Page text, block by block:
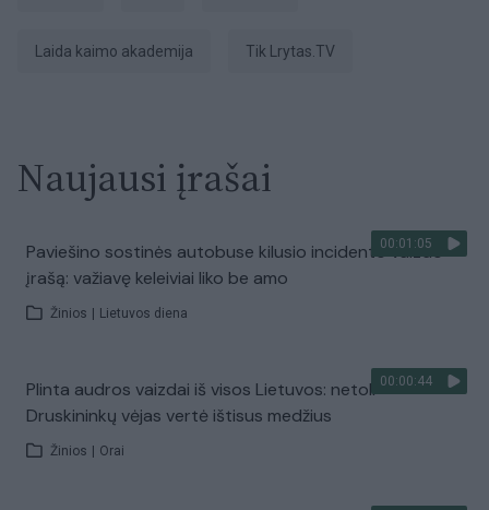
laida kaimo akademija tik Lrytas.TV
Naujausi įrašai
00:01:05
Paviešino sostinės autobuse kilusio incidento vaizdo
įrašą: važiavę keleiviai liko be amo
Žinios Lietuvos diena
00:00:44
Plinta audros vaizdai iš visos Lietuvos: netoli
Druskininkų vėjas vertė ištisus medžius
Žinios Orai